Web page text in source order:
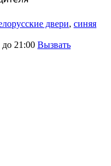
двери, синяя
21:00 Вызвать